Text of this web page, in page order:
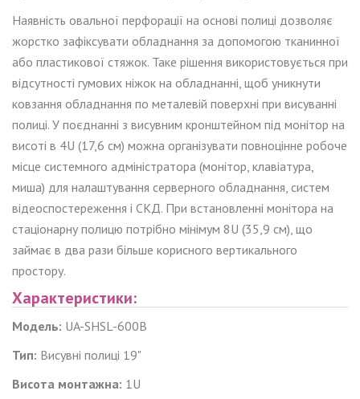
Наявність овальної перфорації на основі полиці дозволяє
жорстко зафіксувати обладнання за допомогою тканинної
або пластикової стяжок. Таке рішення використовується при
відсутності гумових ніжок на обладнанні, щоб уникнути
ковзання обладнання по металевій поверхні при висуванні
полиці. У поєднанні з висувним кронштейном під монітор на
висоті в 4U (17,6 см) можна організувати повноцінне робоче
місце системного адміністратора (монітор, клавіатура,
миша) для налаштування серверного обладнання, систем
відеоспостереження і СКД. При встановленні монітора на
стаціонарну полицю потрібно мінімум 8U (35,9 см), що
займає в два рази більше корисного вертикального
простору.
Характеристики:
Модель: UA-SHSL-600B
Тип: Висувні полиці 19"
Висота монтажна: 1U